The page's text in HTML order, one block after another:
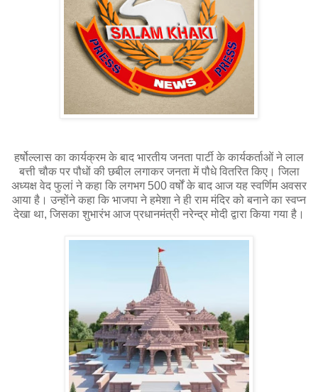
हर्षोल्लास का कार्यक्रम के बाद भारतीय जनता पार्टी के कार्यकर्ताओं ने लाल
बत्ती चौक पर पौधों की छबील लगाकर जनता में पौधे वितरित किए। जिला
अध्यक्ष वेद फुलां ने कहा कि लगभग 500 वर्षों के बाद आज यह स्वर्णिम अवसर
आया है। उन्होंने कहा कि भाजपा ने हमेशा ने ही राम मंदिर को बनाने का स्वप्न
देखा था, जिसका शुभारंभ आज प्रधानमंत्री नरेन्द्र मोदी द्वारा किया गया है।